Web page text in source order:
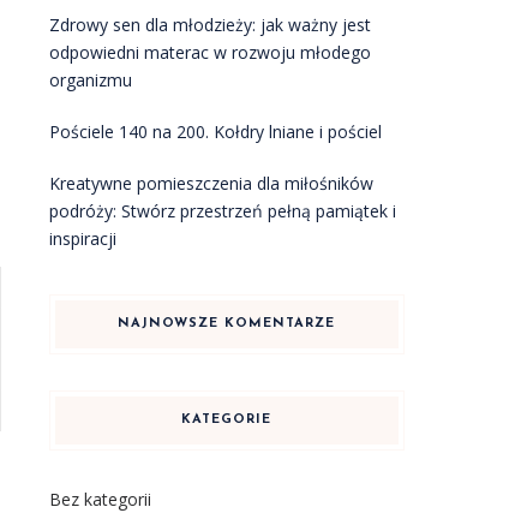
Zdrowy sen dla młodzieży: jak ważny jest
odpowiedni materac w rozwoju młodego
organizmu
Pościele 140 na 200. Kołdry lniane i pościel
Kreatywne pomieszczenia dla miłośników
podróży: Stwórz przestrzeń pełną pamiątek i
inspiracji
NAJNOWSZE KOMENTARZE
KATEGORIE
Bez kategorii